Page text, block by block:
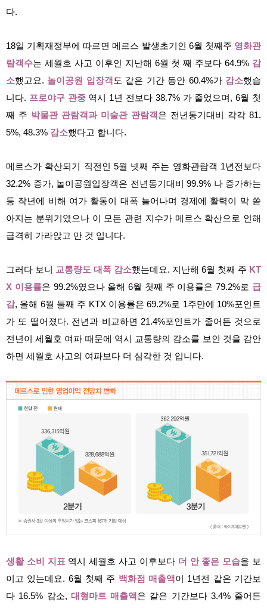
다.
18일 기획재정부에 따르면 메르스 발생초기인 6월 첫째주 영화관
람객수는 세월호 사고 이후인 지난해 6월 첫 째 주보다 64.9% 감
소했고요. 놀이공원 입장객 도 같은 기간 동안 60.4%가 감소했습
니다. 프로야구 관중역시 1년 전보다 38.7% 가 줄었으며, 6월 첫
째 주 박물관 관람객과 미술관 관람객은 전년동기대비 각각 81.
5%, 48.3% 감소했다고 합니다.
메르스가 확산되기 직전인 5월 넷째 주는 영화관람객 1년전보다
32.2% 증가, 놀이공원입장객은 전년동기대비 99.9% 나 증가하는
등 작년에 비해 여가 활동이 대폭 늘어나며 경제에 활력이 막 쏟
아지는 분위기였으나 이 모든 관련 지수가 메르스 확산으로 인해
급격히 가라앉고 만 것 입니다.
그러다 보니 교통량도 대폭 감소했는데요. 지난해 6월 첫째 주 KT
X 이용률은 99.2%였으나 올해 6월 첫째 주 이용률은 79.2%로 급
감, 올해 6월 둘째 주 KTX 이용률은 69.2%로 1주만에 10%포인트
가 또 떨어졌다. 전년과 비교하면 21.4%포인트가 줄어든 것으로
전년이 세월호 여파 때문에 역시 교통량의 감소를 보인 것을 감안
하면 세월호 사고의 여파보다 더 심각한 것 입니다.
생활 소비 지표 역시 세월호 사고 이후보다 더 안 좋은 모습을 보
이고 있는데요. 6월 첫째 주 백화점 매출액이 1년전 같은 기간보
다 16.5% 감소, 대형마트 매출액은 같은 기간보다 3.4% 줄어든